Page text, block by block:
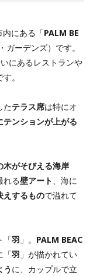
内にある「PALM BE
ガーデンズ）です。
にあるレストランや
す。
たテラス席は特にオ
テンションが上がる
木がそびえる海岸
れる壁アート
、海に
えするもので溢れて
「羽 」。 PALM BEAC
「羽 」が描かれてい
う に、カップルで立